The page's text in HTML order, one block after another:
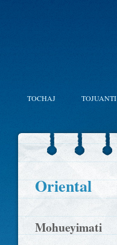
TOCHAJ TOJUANTI
Oriental
Mohueyimati